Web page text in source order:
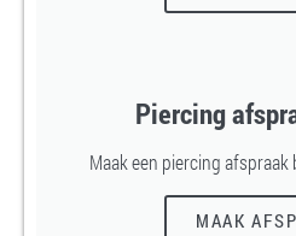
Piercing
Maak een piercing
MAAK